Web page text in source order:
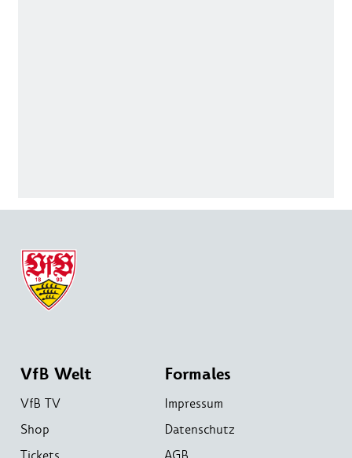
VfB Welt
VfB TV
Shop
Formales
Impressum
Datenschutz